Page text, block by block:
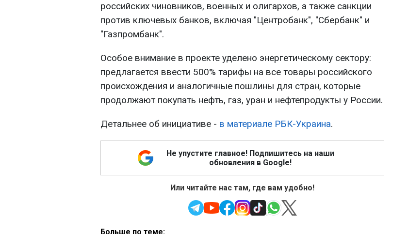
российских чиновников, военных и олигархов, а также санкции
против ключевых банков, включая "Центробанк", "Сбербанк" и
"Газпромбанк".
Особое внимание в проекте уделено энергетическому сектору:
предлагается ввести 500% тарифы на все товары российского
происхождения и аналогичные пошлины для стран, которые
продолжают покупать нефть, газ, уран и нефтепродукты у России.
Детальнее об инициативе - в материале РБК-Украина.
Не упустите главное! Подпишитесь на наши
обновления в Google!
Или читайте нас там, где вам удобно!
Больше по теме: